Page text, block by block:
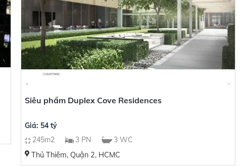
Siêu phẩm Duplex Cove Residences
Giá: 54 tỷ
245m2
3 PN
3 WC
Thủ Thiêm, Quận 2, HCMC